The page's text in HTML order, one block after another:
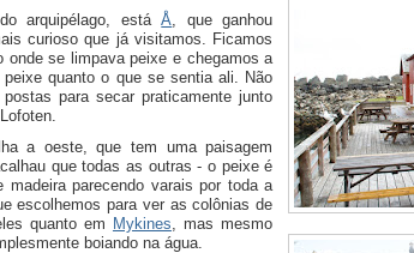
arquipélago, estáÅ, que ganhou
curioso que já visitamos. Ficamos
onde se limpava peixe e chegamos a
quanto o que se sentia ali. Não
para secar praticamente junto
a oeste, que tem uma paisagem
que todas as outras - o peixe é
parecendo varais por toda a
escolhemos para ver as colônias de
quanto em Mykines , mas mesmo
boiando na água.